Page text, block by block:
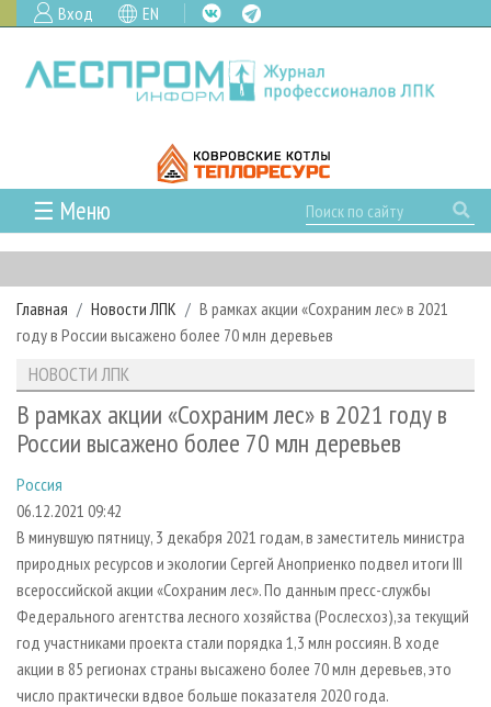
Вход EN
☰ Меню
ГЛАВНАЯ
РУБРИКИ И ТЕМЫ
РУБРИКИ ЖУРНАЛА
ЛЕСОЗАГОТОВКА
ЛЕСОПИЛЕНИЕ
СУШКА ДРЕВЕСИНЫ
ПРОИЗВОДСТВО ДРЕВЕСНЫХ ПЛИТ
ДЕРЕВЯННОЕ ДОМОСТРОЕНИЕ
ПРОИЗВОДСТВО МЕБЕЛИ
БИОЭНЕРГЕТИКА
ЦБП
НОВОСТИ
НОВОСТИ ЛПК
НОВОСТИ ЖУРНАЛА
ПРОЕКТЫ ЛПИ
АНАЛИТИКА
ПРЕДПРИЯТИЯ ЛПК
ПЕРСОНЫ
МОБИЛЬНЫЕ ВЫСТАВКИ
ОФИЦИАЛЬНЫЕ ДЕЛЕГАЦИИ
ПРИОРИТЕТНЫЕ ИНВЕСТПРОЕКТЫ
RUSSIAN FORESTRY REVIEW
ГАЗЕТА ЛЕСПРОМФОРУМ
АРХИВ ЖУРНАЛОВ
О ЖУРНАЛЕ
КОНТАКТЫ
РЕКЛАМОДАТЕЛЯМ
РЕКЛАМА
РЕКЛАМА НА САЙТЕ
Главная Новости ЛПК
В рамках акции «Сохраним лес» в 2021
году в России высажено более 70 млн деревьев
НОВОСТИ ЛПК
В рамках акции «Сохраним лес» в 2021 году в
России высажено более 70 млн деревьев
Россия
06.12.2021 09:42
В минувшую пятницу, 3 декабря 2021 годам, в заместитель министра
природных ресурсов и экологии Сергей Аноприенко подвел итоги III
всероссийской акции «Сохраним лес». По данным пресс-службы
Федерального агентства лесного хозяйства (Рослесхоз),за текущий
год участниками проекта стали порядка 1,3 млн россиян. В ходе
акции в 85 регионах страны высажено более 70 млн деревьев, это
число практически вдвое больше показателя 2020 года.